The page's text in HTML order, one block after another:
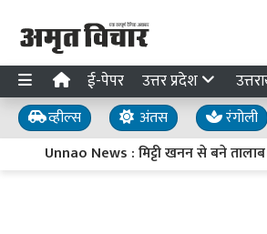
ई-पेपर उत्तर प्रदेश
व्हील्स अंतस रंगोली
Unnao News : मिट्टी खनन से बने